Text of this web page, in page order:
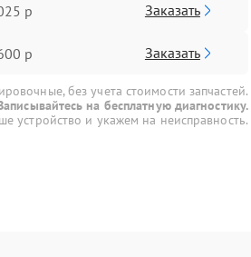
р Заказать
р Заказать
без учета стоимости запчастей.
на бесплатную диагностику.
устройство и укажем на неисправность.